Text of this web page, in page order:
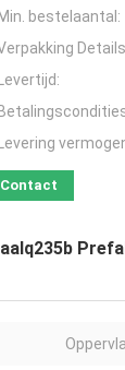
Min. bestelaantal:
Levertijd:
Levering
Contact